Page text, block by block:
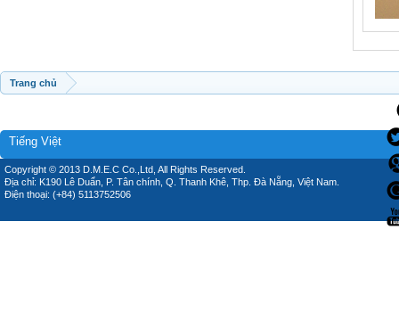
Trang chủ
Tiếng Việt
Copyright © 2013 D.M.E.C Co.,Ltd, All Rights Reserved.
Địa chỉ: K190 Lê Duẩn, P. Tân chính, Q. Thanh Khê, Thp. Đà Nẵng, Việt Nam.
Điện thoại: (+84) 5113752506